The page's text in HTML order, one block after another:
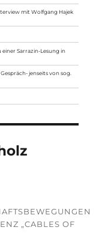
mit Wolfgang Hajek
Sarrazin-Lesung in
jenseits von sog.
„CABLES OF